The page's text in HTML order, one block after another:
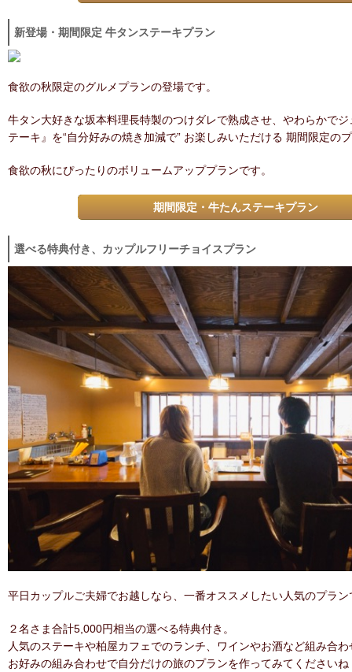
新登場・期間限定 牛タンステーキプラン
食欲の秋限定のグルメプランの登場です。
牛タン大好きな坂本料理長特製のつけダレで熟成させ、やわらかで
テーキ』を“自分好みの焼き加減で” お楽しみいただける 期間限定の
食欲の秋にぴったりのボリュームアッププランです。
期間限定・牛たんステーキプラン
選べる特典付き、カップルフリーチョイスプラン
平日カップルご夫婦でお越しなら、一番オススメしたい人気のプラン
２名さま合計5,000円相当の選べる特典付き。
人気のステーキや柏屋カフェでのランチ、ワインやお酒など組み合
お好みの組み合わせで自分だけの旅のプランを作ってみてくださいね